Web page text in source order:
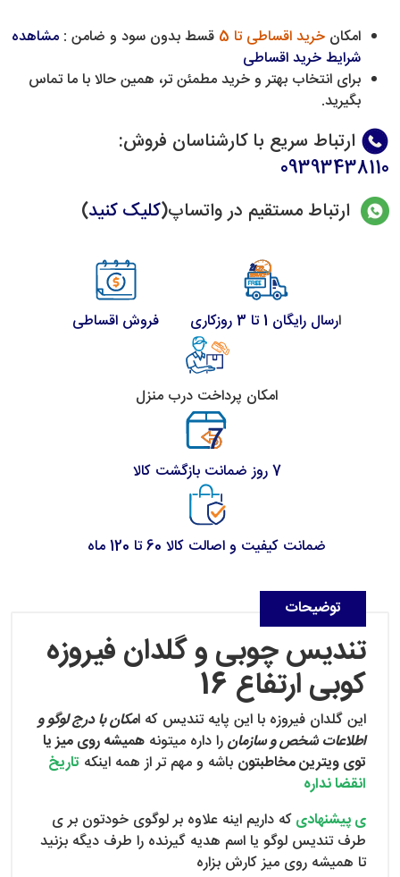
امکان خرید اقساطی تا 5 قسط بدون سود و ضامن : مشاهده
شرایط خرید اقساطی
برای انتخاب بهتر و خرید مطمئن تر، همین حالا با ما تماس
بگیرید.
ارتباط سریع با کارشناسان فروش:
09393438110
ارتباط مستقیم در واتساپ(کلیک کنید)
ارسال رایگان 1 تا 3 روزکاری فروش اقساطی
امکان پرداخت درب منزل
7 روز ضمانت بازگشت کالا
ضمانت کیفیت و اصالت کالا 60 تا 120 ماه
توضیحات
تندیس چوبی و گلدان فیروزه
کوبی ارتفاع 16
این گلدان فیروزه با این پایه تندیس که امکان با درج لوگو و
اطلاعات شخص و سازمانرا داره میتونه همیشه روی میز یا
توی ویترین مخاطبتون باشه و مهم تر از همه اینکه تاریخ
انقضا نداره
ی پیشنهادیکه داریم اینه علاوه بر لوگوی خودتون بر ی
طرف تندیس لوگو یا اسم هدیه گیرنده را طرف دیگه بزنید
تا همیشه روی میز کارش بزاره